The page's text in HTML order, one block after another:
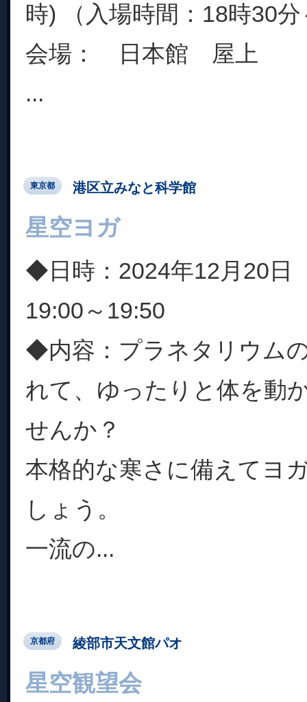
時) （入場時間：18時30
会場： 日本館 屋上
...
東京都 港区立みなと科学館
星空ヨガ
◆日時：2024年12月20日
19:00～19:50
◆内容：プラネタリウム
れて、ゆったりと体を動
せんか？
本格的な寒さに備えてヨ
しょう。
一流の...
京都府 綾部市天文館パオ
星空観望会